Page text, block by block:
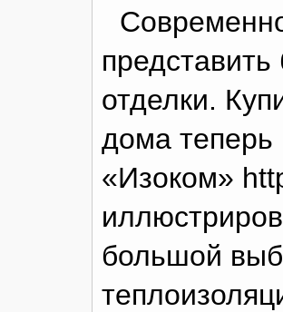
представить
отделки.
дома теперь
«Изоком»
большой